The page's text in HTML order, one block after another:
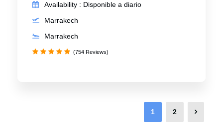
Availability : Disponible a diario
Marrakech
Marrakech
(754 Reviews)
1 2